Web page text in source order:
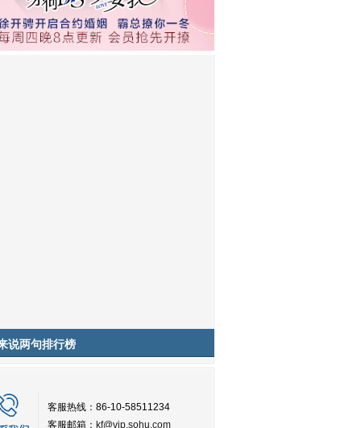
说两句排行榜
客服热线：86-10-58511234
客服邮箱： kf@vip.sohu.com